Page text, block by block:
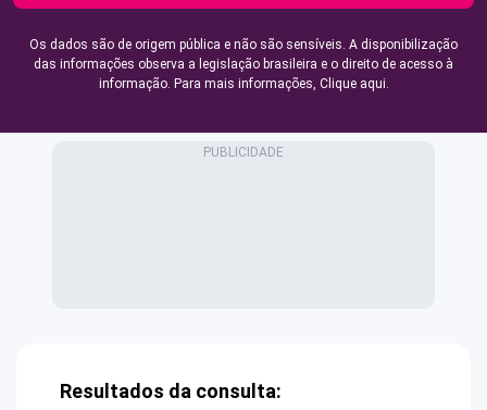
Os dados são de origem pública e não são sensíveis. A disponibilização
das informações observa a legislação brasileira e o direito de acesso à
informação. Para mais informações, Clique aqui.
Resultados da consulta: